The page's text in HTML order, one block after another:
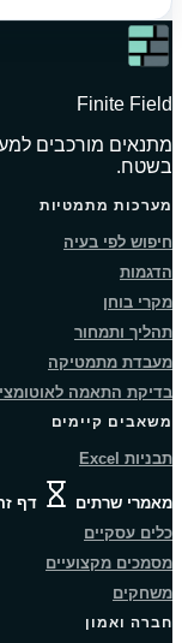
Finite Field
מתנאים מורכבים
בשטח.
מערכות מתמטיות
חיפוש לפי בעיה
הדגמות
מקרי בוחן
תהליך ותמחור
מעבדת מתמטיקה
בדיקת התאמה
משאבים קיימים
תבניות Excel
מאמרי שרתים
דף
כלים עסקיים
מסמכים מקצועיים
משחקים
חברה ואמון